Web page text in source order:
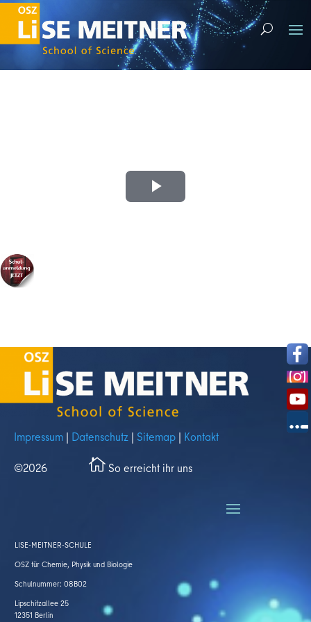
Play Video
Impressum | Datenschutz | Sitemap | Kontakt
©2026
e_
al
on
So erreicht ihr uns
LISE-MEITNER-SCHULE
OSZ für Chemie, Physik und Biologie
Schulnummer: 08B02
Lipschitzallee 25
12351 Berlin